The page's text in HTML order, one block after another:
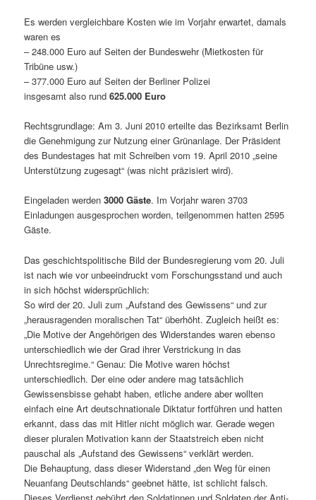
Es werden vergleichbare Kosten wie im Vorjahr erwartet, damals
waren es
– 248.000 Euro auf Seiten der Bundeswehr (Mietkosten für
Tribüne usw.)
– 377.000 Euro auf Seiten der Berliner Polizei
insgesamt also rund625.000 Euro
Rechtsgrundlage: Am 3. Juni 2010 erteilte das Bezirksamt Berlin
die Genehmigung zur Nutzung einer Grünanlage. Der Präsident
des Bundestages hat mit Schreiben vom 19. April 2010 „seine
Unterstützung zugesagt“ (was nicht präzisiert wird).
Eingeladen werden3000 Gäste. Im Vorjahr waren 3703
Einladungen ausgesprochen worden, teilgenommen hatten 2595
Gäste.
Das geschichtspolitische Bild der Bundesregierung vom 20. Juli
ist nach wie vor unbeeindruckt vom Forschungsstand und auch
in sich höchst widersprüchlich:
So wird der 20. Juli zum „Aufstand des Gewissens“ und zur
„herausragenden moralischen Tat“ überhöht. Zugleich heißt es:
„Die Motive der Angehörigen des Widerstandes waren ebenso
unterschiedlich wie der Grad ihrer Verstrickung in das
Unrechtsregime.“ Genau: Die Motive waren höchst
unterschiedlich. Der eine oder andere mag tatsächlich
Gewissensbisse gehabt haben, etliche andere aber wollten
einfach eine Art deutschnationale Diktatur fortführen und hatten
erkannt, dass das mit Hitler nicht möglich war. Gerade wegen
dieser pluralen Motivation kann der Staatstreich eben nicht
pauschal als „Aufstand des Gewissens“ verklärt werden.
Die Behauptung, dass dieser Widerstand „den Weg für einen
Neuanfang Deutschlands“ geebnet hätte, ist schlicht falsch.
Dieses Verdienst gebührt den Soldatinnen und Soldaten der Anti-